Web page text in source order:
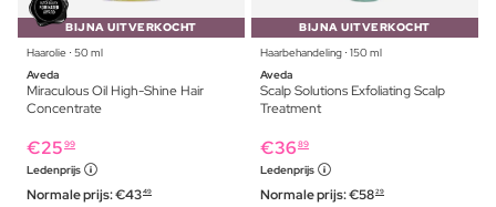
BIJNA UITVERKOCHT
Haarolie ⋅ 50 ml
Aveda
Miraculous Oil High-Shine Hair
Concentrate
€25 99
Ledenprijs
Normale prijs:€4349
BIJNA UITVERKOCHT
Haarbehandeling ⋅ 150 ml
Aveda
Scalp Solutions Exfoliating Scalp
Treatment
€36 89
Ledenprijs
Normale prijs:€5829